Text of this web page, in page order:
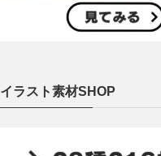
イラスト素材SHOP